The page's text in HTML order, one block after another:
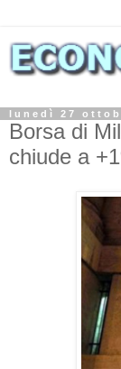
lunedì 27
Borsa di
chiude a